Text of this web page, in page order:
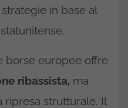
in base al
borse europee offre
ribassista, ma
ripresa strutturale. Il